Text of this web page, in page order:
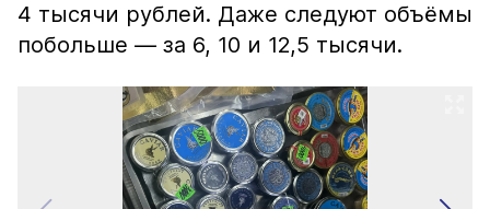
4 тысячи рублей. Даже следуют объёмы
побольше — за 6, 10 и 12,5 тысячи.